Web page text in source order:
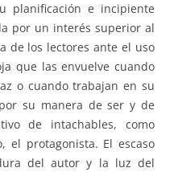
planificación e incipiente
por un interés superior al
de los lectores ante el uso
que las envuelve cuando
o cuando trabajan en su
su manera de ser y de
de intachables, como
el protagonista. El escaso
del autor y la luz del